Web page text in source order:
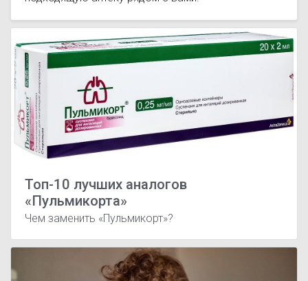
Топ-10 лучших аналогов
«Пульмикорта»
Чем заменить «Пульмикорт»?